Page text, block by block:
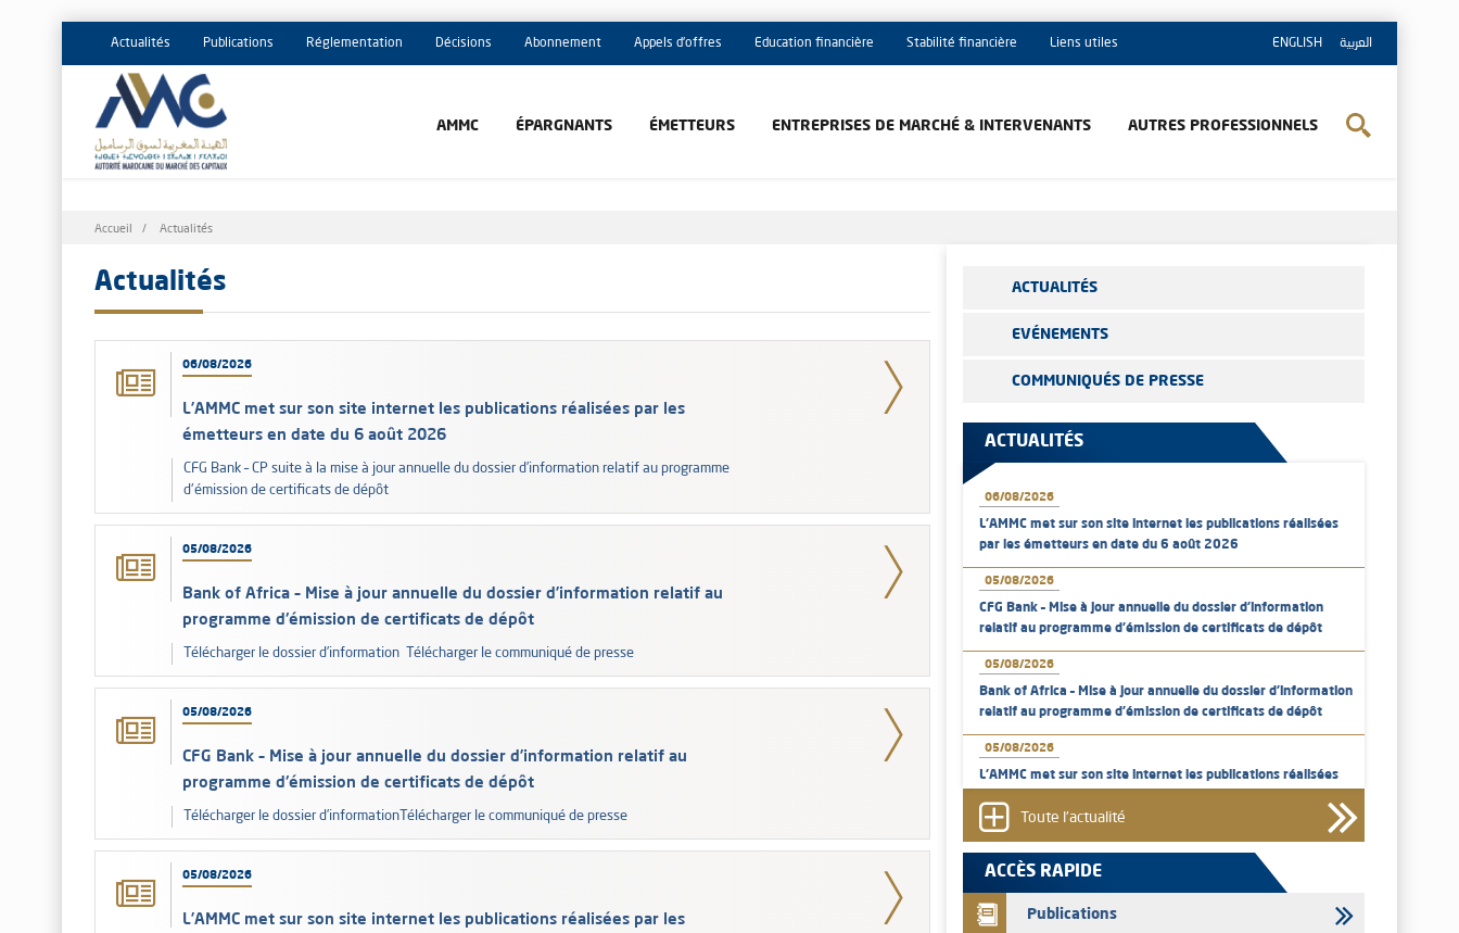
ENGLISH العربية Actualités Publications Réglementation Décisions Abonnement Appels d'offres Education financière Stabilité financière Liens utiles
AMMC ÉPARGNANTS ÉMETTEURS ENTREPRISES DE MARCHÉ & INTERVENANTS AUTRES PROFESSIONNELS
Fil
Accueil Actualités
Actualités
06/08/2026
L’AMMC met sur son site internet les publications réalisées par les
émetteurs en date du 6 août 2026
CFG Bank – CP suite à la mise à jour annuelle du dossier d’information relatif au programme
d'émission de certificats de dépôt
05/08/2026
Bank of Africa – Mise à jour annuelle du dossier d’information relatif au
programme d'émission de certificats de dépôt
Télécharger le dossier d’information Télécharger le communiqué de presse
05/08/2026
CFG Bank – Mise à jour annuelle du dossier d’information relatif au
programme d'émission de certificats de dépôt
Télécharger le dossier d’informationTélécharger le communiqué de presse
05/08/2026
L’AMMC met sur son site internet les publications réalisées par les
ACTUALITÉS
EVÉNEMENTS
COMMUNIQUÉS DE PRESSE
ACTUALITÉS
06/08/2026
L’AMMC met sur son site internet les publications réalisées
par les émetteurs en date du 6 août 2026
05/08/2026
CFG Bank – Mise à jour annuelle du dossier d’information
relatif au programme d'émission de certificats de dépôt
05/08/2026
Bank of Africa – Mise à jour annuelle du dossier d’information
relatif au programme d'émission de certificats de dépôt
05/08/2026
L’AMMC met sur son site internet les publications réalisées
04/08/2026
L’AMMC met sur son site internet les publications réalisées
par les émetteurs en date du 4 août 2026
03/08/2026
Toute l'actualité
ACCÈS RAPIDE
Publications